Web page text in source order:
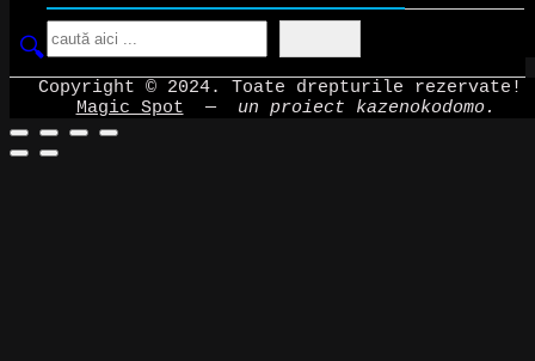
Copyright © 2024. Toate drepturile rezervate!
Magic Spot — un proiect kazenokodomo.